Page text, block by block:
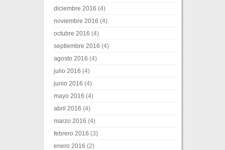
diciembre 2016 (4)
noviembre 2016 (4)
octubre 2016 (4)
septiembre 2016 (4)
agosto 2016 (4)
julio 2016 (4)
junio 2016 (4)
mayo 2016 (4)
abril 2016 (4)
marzo 2016 (4)
febrero 2016 (3)
enero 2016 (2)